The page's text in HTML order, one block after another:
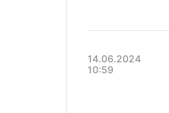
14.06.2024
10:59